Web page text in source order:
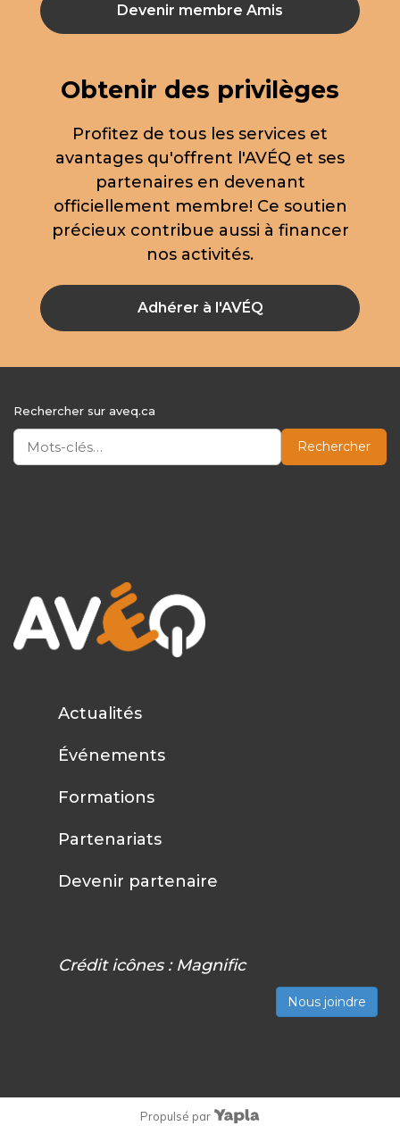
Devenir membre Amis
Obtenir des privilèges
Profitez de tous les services et
avantages qu'offrent l'AVÉQ et ses
partenaires en devenant
officiellement membre! Ce soutien
précieux contribue aussi à financer
nos activités.
Adhérer à l'AVÉQ
Rechercher sur aveq.ca
Rechercher
Actualités
Événements
Formations
Partenariats
Devenir partenaire
Crédit icônes : Magnific
Nous joindre
Propulsé par